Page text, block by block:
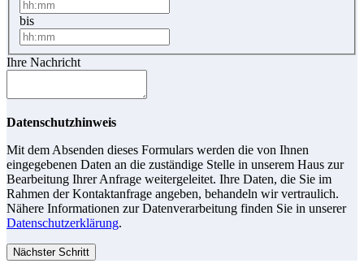
bis
Ihre Nachricht
Datenschutzhinweis
Mit dem Absenden dieses Formulars werden die von Ihnen
eingegebenen Daten an die zuständige Stelle in unserem Haus zur
Bearbeitung Ihrer Anfrage weitergeleitet. Ihre Daten, die Sie im
Rahmen der Kontaktanfrage angeben, behandeln wir vertraulich.
Nähere Informationen zur Datenverarbeitung finden Sie in unserer
Datenschutzerklärung.
Nächster Schritt